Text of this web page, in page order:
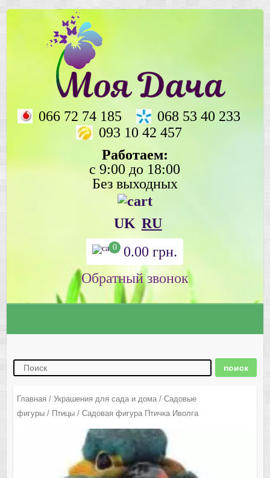
066 72 74 185
068 53 40 233
093 10 42 457
Работаем:
с 9:00 до 18:00
Без выходных
UK RU
0 0.00грн.
Главная / Украшения для сада и дома/ Садовые
фигуры/ Птицы/ Садовая фигура Птичка Иволга